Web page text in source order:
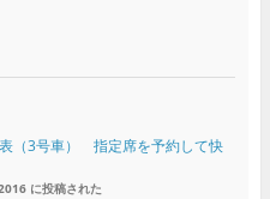
（3号車） 指定席を予約して快
に投稿された